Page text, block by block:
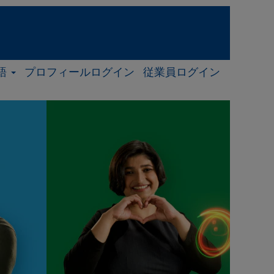
プロフィールログイン 従業員ログイン